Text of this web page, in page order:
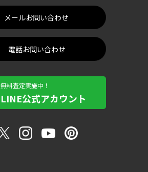
メールお問い合わせ
電話お問い合わせ
無料査定実施中！
LINE公式アカウント